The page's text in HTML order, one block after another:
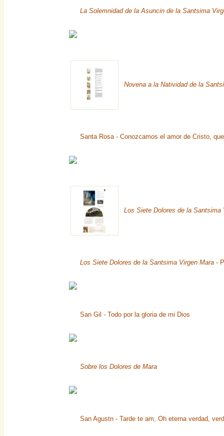
La Solemnidad de la Asuncin de la Santsima
Novena a la Natividad de la
Santa Rosa - Conozcamos el amor de Cristo,
Los Siete Dolores de la Santsima
Los Siete Dolores de la Santsima Virgen Mara -
San Gil - Todo por la gloria de mi Dios
Sobre los Dolores de Mara
San Agustn - Tarde te am, Oh eterna verdad,